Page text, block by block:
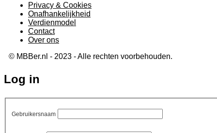
Privacy & Cookies
Onafhankelijkheid
Verdienmodel
Contact
Over ons
© MBBer.nl - 2023 - Alle rechten voorbehouden.
Log in
Gebruikersnaam